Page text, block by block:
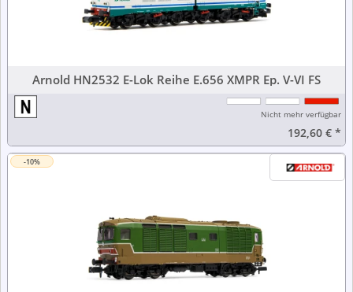
Arnold HN2532 E-Lok Reihe E.656 XMPR Ep. V-VI FS
Nicht mehr verfügbar
192,60 €*
-10%